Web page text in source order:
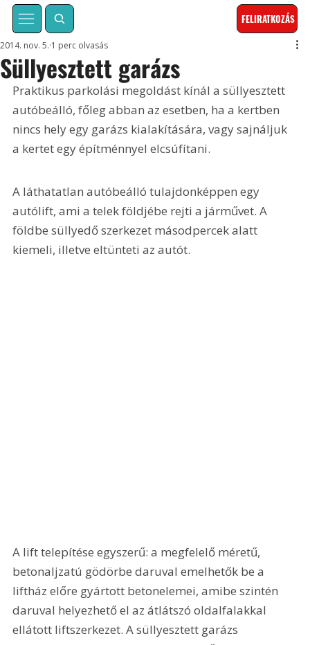
FELIRATKOZÁS
Süllyesztett garázs
2014. nov. 5. 1 perc olvasás
Praktikus parkolási megoldást kínál a süllyesztett
autóbeálló, főleg abban az esetben, ha a kertben
nincs hely egy garázs kialakítására, vagy sajnáljuk
a kertet egy építménnyel elcsúfítani.
A láthatatlan autóbeálló tulajdonképpen egy
autólift, ami a telek földjébe rejti a járművet. A
földbe süllyedő szerkezet másodpercek alatt
kiemeli, illetve eltünteti az autót.
A lift telepítése egyszerű: a megfelelő méretű,
betonaljzatú gödörbe daruval emelhetők be a
liftház előre gyártott betonelemei, amibe szintén
daruval helyezhető el az átlátszó oldalfalakkal
ellátott liftszerkezet. A süllyesztett garázs